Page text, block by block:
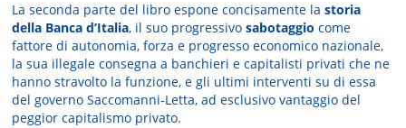
La seconda parte del libro espone concisamente lastoria
della Banca d’Italia, il suo progressivosabotaggio come
fattore di autonomia, forza e progresso economico nazionale,
la sua illegale consegna a banchieri e capitalisti privati che ne
hanno stravolto la funzione, e gli ultimi interventi su di essa
del governo Saccomanni-Letta, ad esclusivo vantaggio del
peggior capitalismo privato.